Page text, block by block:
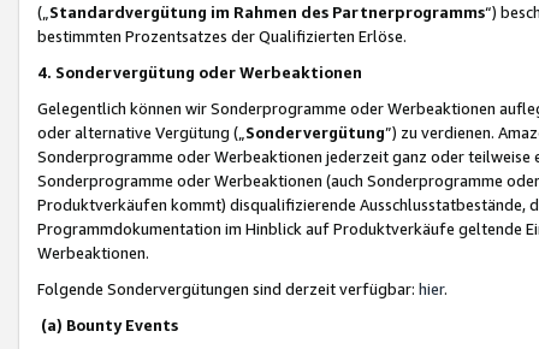
(„ Standardvergütung im Rahmen des Partnerprogramms“)
bestimmten Prozentsatzes der Qualifizierten Erlöse.
4. Sondervergütung oder Werbeaktionen
Gelegentlich können wir Sonderprogramme oder Werbeaktionen
oder alternative Vergütung („ Sondervergütung”) zu verdienen.
Sonderprogramme oder Werbeaktionen jederzeit ganz oder
Sonderprogramme oder Werbeaktionen (auch Sonderprogramme
Produktverkäufen kommt) disqualifizierende Ausschlusstatbestände,
Programmdokumentation im Hinblick auf Produktverkäufe geltende
Werbeaktionen.
Folgende Sondervergütungen sind derzeit verfügbar: hier.
(a) Bounty Events